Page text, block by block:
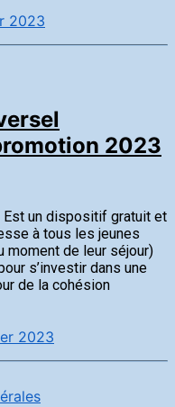
2023
2023
Est un dispositif gratuit et
à tous les jeunes
moment de leur séjour)
s’investir dans une
de la cohésion
2023